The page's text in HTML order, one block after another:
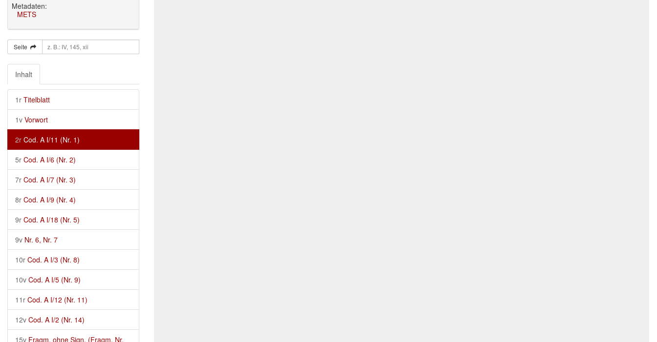
Metadaten:
METS
Seite
Inhalt
1r Titelblatt
1v Vorwort
2r Cod. A I/11 (Nr. 1)
5r Cod. A I/6 (Nr. 2)
7r Cod. A I/7 (Nr. 3)
8r Cod. A I/9 (Nr. 4)
9r Cod. A I/18 (Nr. 5)
9v Nr. 6, Nr. 7
10r Cod. A I/3 (Nr. 8)
10v Cod. A I/5 (Nr. 9)
11r Cod. A I/12 (Nr. 11)
12v Cod. A I/2 (Nr. 14)
15v Fragm. ohne Sign. (Fragm. Nr.